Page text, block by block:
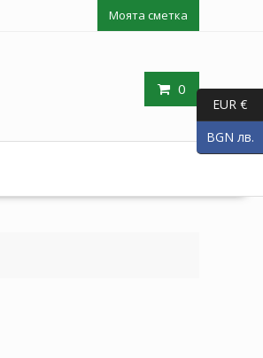
Моята сметка
0
EUR €
BGN лв.